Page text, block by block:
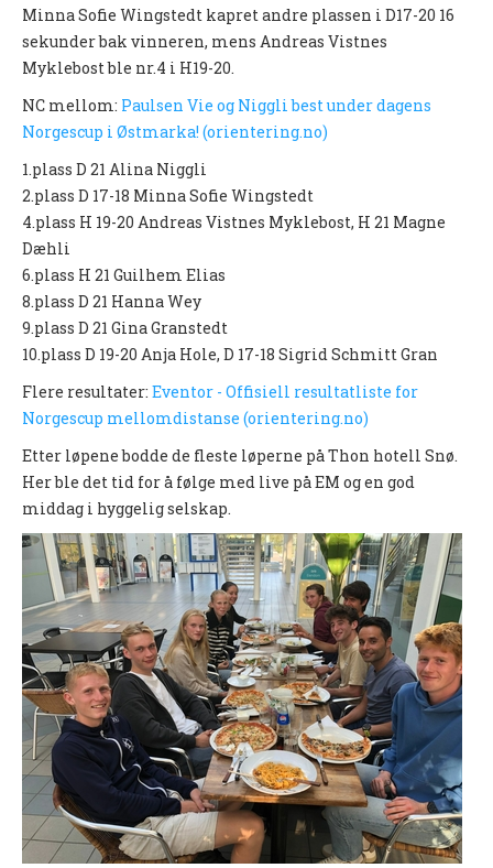
Påmeldingsskjema 2026/2027
SKI
KLATRING
Informasjon
KLUBB
NYHETER
PERSONVERN
INTERNPÅMELDING EVENTOR
MEDLEMSFORDELER
FORSIKRINGER
SAMARBEIDSPARTNER?
RENT IDRETTSLAG
POLITIATTEST
GRASROTANDELEN
KONTAKTADRESSER
HANDLINGSDOKUMENT
Minna Sofie Wingstedt kapret andre plassen i D17-20 16
sekunder bak vinneren, mens Andreas Vistnes
Myklebost ble nr.4 i H19-20.
NC mellom: Paulsen Vie og Niggli best under dagens
Norgescup i Østmarka! (orientering.no)
1.plass D 21 Alina Niggli
2.plass D 17-18 Minna Sofie Wingstedt
4.plass H 19-20 Andreas Vistnes Myklebost, H 21 Magne
Dæhli
6.plass H 21 Guilhem Elias
8.plass D 21 Hanna Wey
9.plass D 21 Gina Granstedt
10.plass D 19-20 Anja Hole, D 17-18 Sigrid Schmitt Gran
Flere resultater: Eventor - Offisiell resultatliste for
Norgescup mellomdistanse (orientering.no)
Etter løpene bodde de fleste løperne på Thon hotell Snø.
Her ble det tid for å følge med live på EM og en god
middag i hyggelig selskap.